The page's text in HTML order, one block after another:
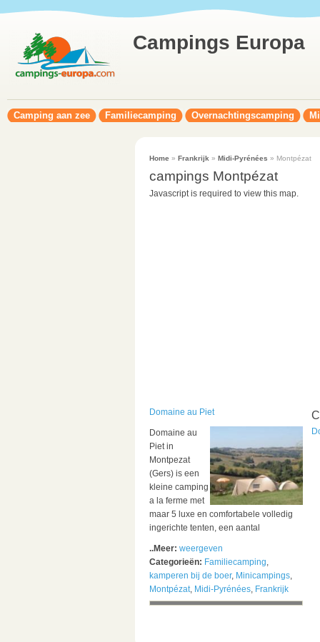
Campings Europa
Camping aan zee Familiecamping Overnachtingscamping
Home » Frankrijk » Midi-Pyrénées » Montpézat
campings Montpézat
Javascript is required to view this map.
Domaine au Piet
Domaine au
Piet in
Montpezat
(Gers) is een
kleine camping
a la ferme met
maar 5 luxe en comfortabele volledig
ingerichte tenten, een aantal
..Meer: weergeven
Categorieën: Familiecamping,
kamperen bij de boer, Minicampings,
Montpézat, Midi-Pyrénées, Frankrijk